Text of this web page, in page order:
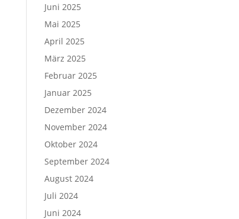
Juni 2025
Mai 2025
April 2025
März 2025
Februar 2025
Januar 2025
Dezember 2024
November 2024
Oktober 2024
September 2024
August 2024
Juli 2024
Juni 2024